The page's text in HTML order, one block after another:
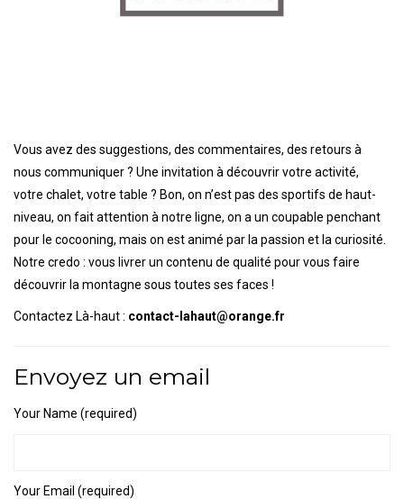
Vous avez des suggestions, des commentaires, des retours à
nous communiquer ? Une invitation à découvrir votre activité,
votre chalet, votre table ? Bon, on n’est pas des sportifs de haut-
niveau, on fait attention à notre ligne, on a un coupable penchant
pour le cocooning, mais on est animé par la passion et la curiosité.
Notre credo : vous livrer un contenu de qualité pour vous faire
découvrir la montagne sous toutes ses faces !
Contactez Là-haut : contact-lahaut@orange.fr
Envoyez un email
Your Name (required)
Your Email (required)